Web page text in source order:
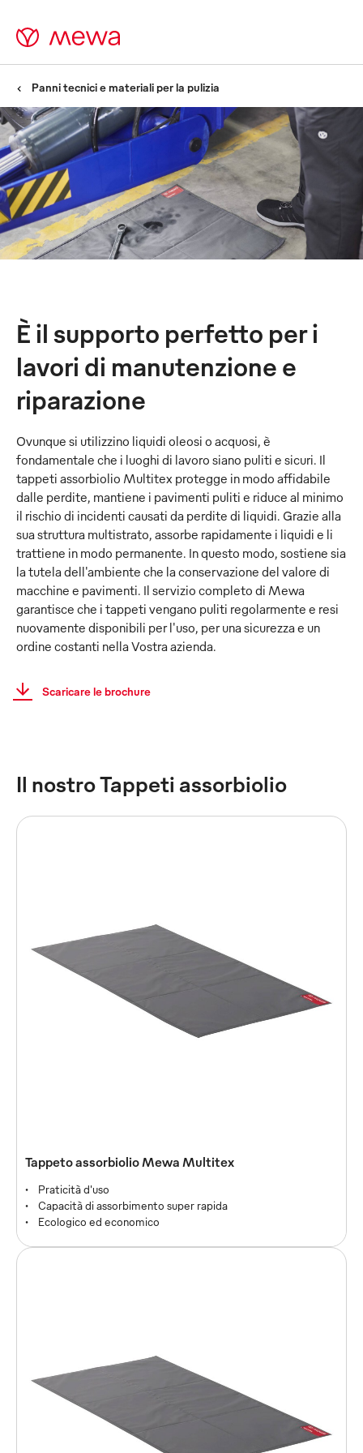
Panni tecnici e materiali per la pulizia
Tappeti assorbiolio -
La vasca raccogliolio
ecologica sotto forma di
panno
È il supporto perfetto per i
lavori di manutenzione e
riparazione
Ovunque si utilizzino liquidi oleosi o acquosi, è
fondamentale che i luoghi di lavoro siano puliti e sicuri. Il
tappeti assorbiolio Multitex protegge in modo affidabile
dalle perdite, mantiene i pavimenti puliti e riduce al minimo
il rischio di incidenti causati da perdite di liquidi. Grazie alla
sua struttura multistrato, assorbe rapidamente i liquidi e li
trattiene in modo permanente. In questo modo, sostiene sia
la tutela dell'ambiente che la conservazione del valore di
macchine e pavimenti. Il servizio completo di Mewa
garantisce che i tappeti vengano puliti regolarmente e resi
nuovamente disponibili per l'uso, per una sicurezza e un
ordine costanti nella Vostra azienda.
Scaricare le brochure
Il nostro Tappeti assorbiolio
Tappeto assorbiolio Mewa Multitex
Praticità d'uso
Capacità di assorbimento super rapida
Ecologico ed economico